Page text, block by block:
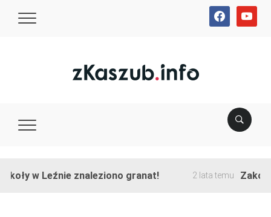
facebookyoutube
w Leźnie znaleziono granat! 2 lata temu